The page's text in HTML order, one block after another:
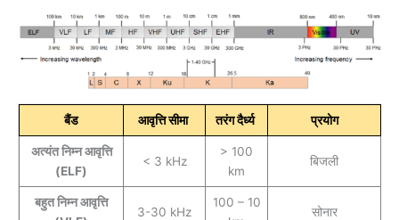
बैंड आवृत्ति सीमा तरंग दैर्ध्य प्रयोग
अत्यंत निम्न आवृत्ति
(ELF)
< 3 kHz
> 100
km
बिजली
बहुत निम्न आवृत्ति
3-30 kHz
100 – 10
सोनार